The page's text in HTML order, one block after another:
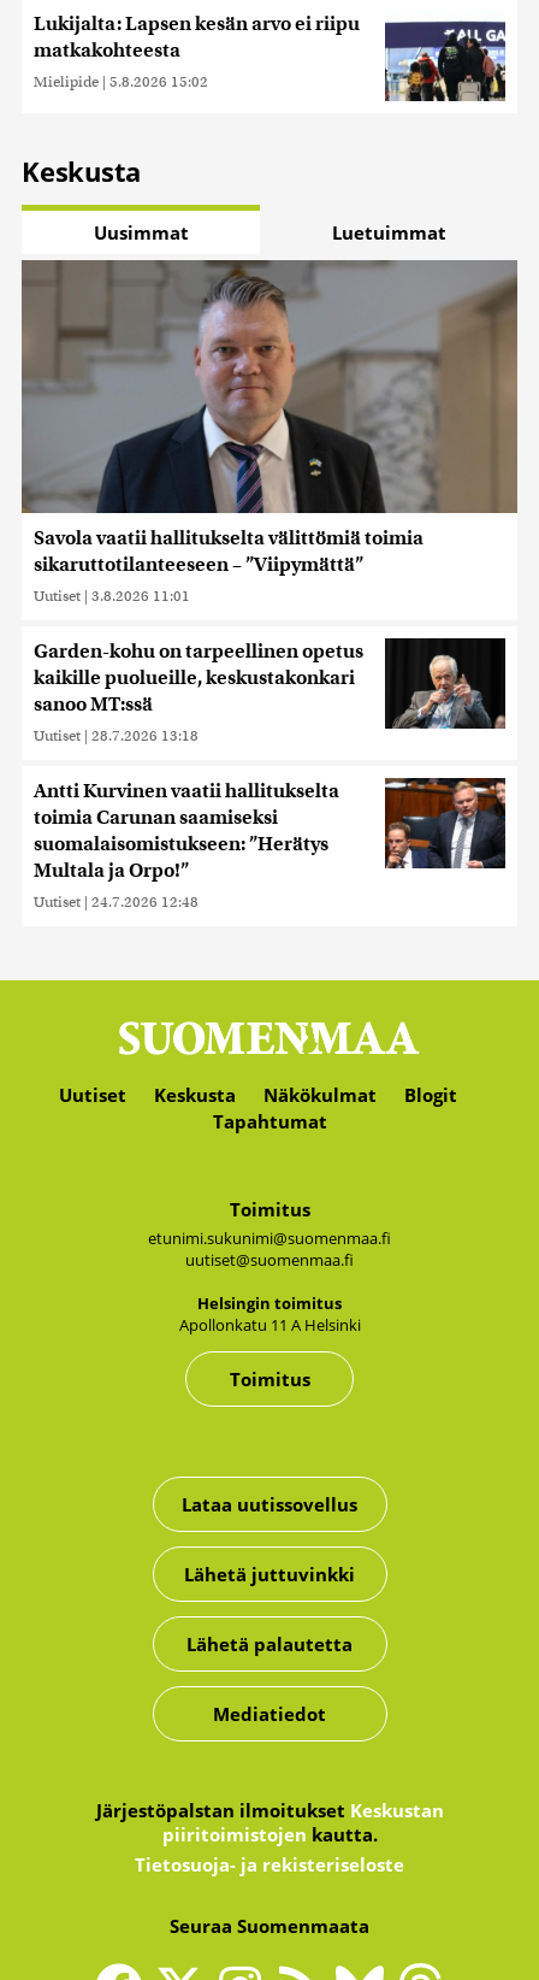
Lukijalta: Lapsen kesän arvo ei riipu
matkakohteesta
Mielipide | 5.8.2026 15:02
Keskusta
Uusimmat Luetuimmat
Savola vaatii hallitukselta välittömiä toimia
sikaruttotilanteeseen – ”Viipymättä”
Uutiset | 3.8.2026 11:01
Garden-kohu on tarpeellinen opetus
kaikille puolueille, keskustakonkari
sanoo MT:ssä
Uutiset | 28.7.2026 13:18
Antti Kurvinen vaatii hallitukselta
toimia Carunan saamiseksi
suomalaisomistukseen: ”Herätys
Multala ja Orpo!”
Uutiset | 24.7.2026 12:48
Uutiset Keskusta Näkökulmat
Blogit
Tapahtumat
Toimitus
etunimi.sukunimi@suomenmaa.fi
uutiset@suomenmaa.fi
Hel­sin­gin toi­mi­tus
Apol­lon­ka­tu 11 A Hel­sin­ki
Toimitus
Lataa uutissovellus
Lähetä juttuvinkki
Lähetä palautetta
Mediatiedot
Järjestöpalstan ilmoitukset Keskustan
piiritoimistojen kautta.
Tietosuoja- ja rekisteriseloste
Seuraa Suomenmaata